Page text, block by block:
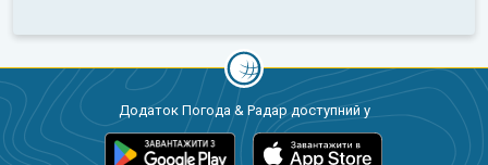
Додаток Погода & Радар доступний у